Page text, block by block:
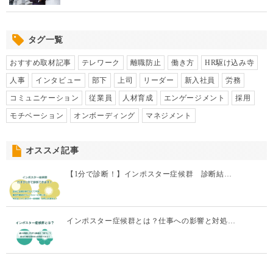
タグ一覧
おすすめ取材記事 テレワーク 離職防止 働き方 HR駆け込み寺
人事 インタビュー 部下 上司 リーダー 新入社員 労務
コミュニケーション 従業員 人材育成 エンゲージメント 採用
モチベーション オンボーディング マネジメント
オススメ記事
【1分で診断！】インポスター症候群 診断結…
インポスター症候群とは？仕事への影響と対処…